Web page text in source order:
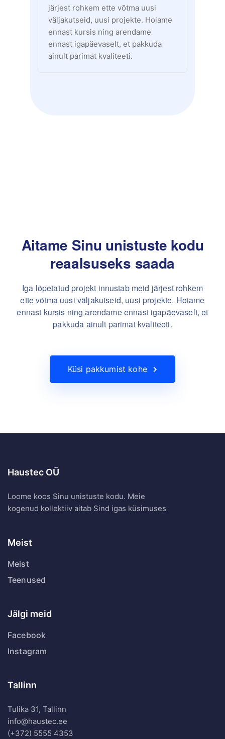
järjest rohkem ette võtma uusi
väljakutseid, uusi projekte. Hoiame
ennast kursis ning arendame
ennast igapäevaselt, et pakkuda
ainult parimat kvaliteeti.
Aitame Sinu unistuste kodu
reaalsuseks saada
Iga lõpetatud projekt innustab meid järjest rohkem
ette võtma uusi väljakutseid, uusi projekte. Hoiame
ennast kursis ning arendame ennast igapäevaselt, et
pakkuda ainult parimat kvaliteeti.
Küsi pakkumist kohe
Haustec OÜ
Loome koos Sinu unistuste kodu. Meie
kogenud kollektiiv aitab Sind igas küsimuses
Meist
Meist
Teenused
Jälgi meid
Facebook
Instagram
Tallinn
Tulika 31, Tallinn
info@haustec.ee
(+372) 5555 4353